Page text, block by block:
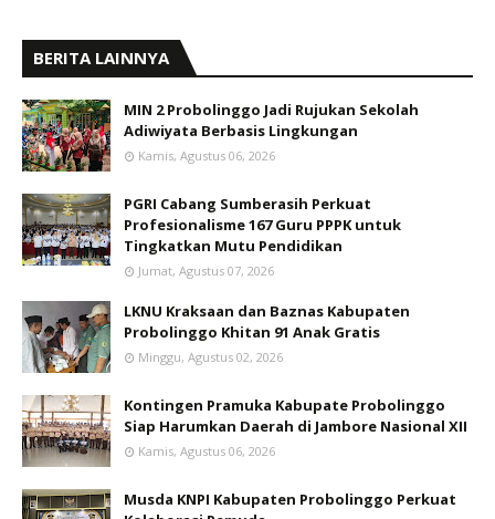
BERITA LAINNYA
MIN 2 Probolinggo Jadi Rujukan Sekolah
Adiwiyata Berbasis Lingkungan
Kamis, Agustus 06, 2026
PGRI Cabang Sumberasih Perkuat
Profesionalisme 167 Guru PPPK untuk
Tingkatkan Mutu Pendidikan
Jumat, Agustus 07, 2026
LKNU Kraksaan dan Baznas Kabupaten
Probolinggo Khitan 91 Anak Gratis
Minggu, Agustus 02, 2026
Kontingen Pramuka Kabupate Probolinggo
Siap Harumkan Daerah di Jambore Nasional XII
Kamis, Agustus 06, 2026
Musda KNPI Kabupaten Probolinggo Perkuat